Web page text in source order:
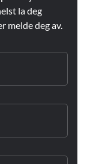
la deg
melde deg av.